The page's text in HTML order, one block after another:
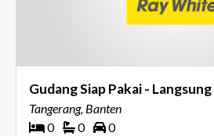
Gudang Siap Pakai -
Tangerang, Banten
0
0 0